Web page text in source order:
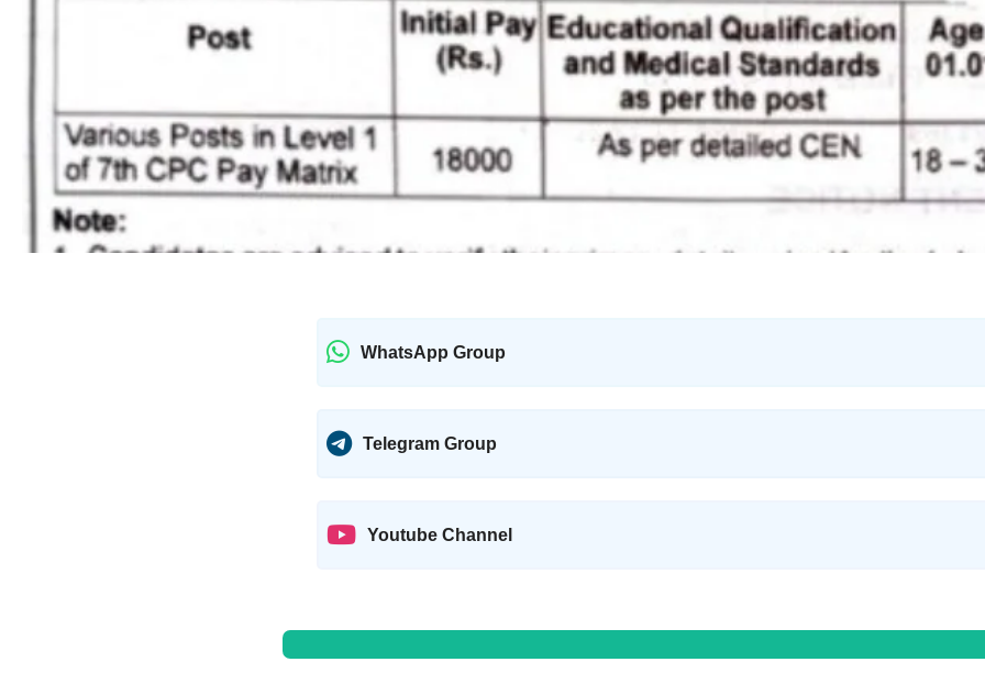
WhatsApp Group
Telegram Group
Youtube Channel